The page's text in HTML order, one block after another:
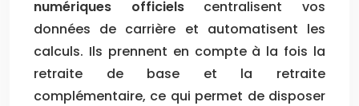
numériques officielscentralisent vos
données de carrière et automatisent les
calculs. Ils prennent en compte à la fois la
retraite de base et la retraite
complémentaire, ce qui permet de disposer